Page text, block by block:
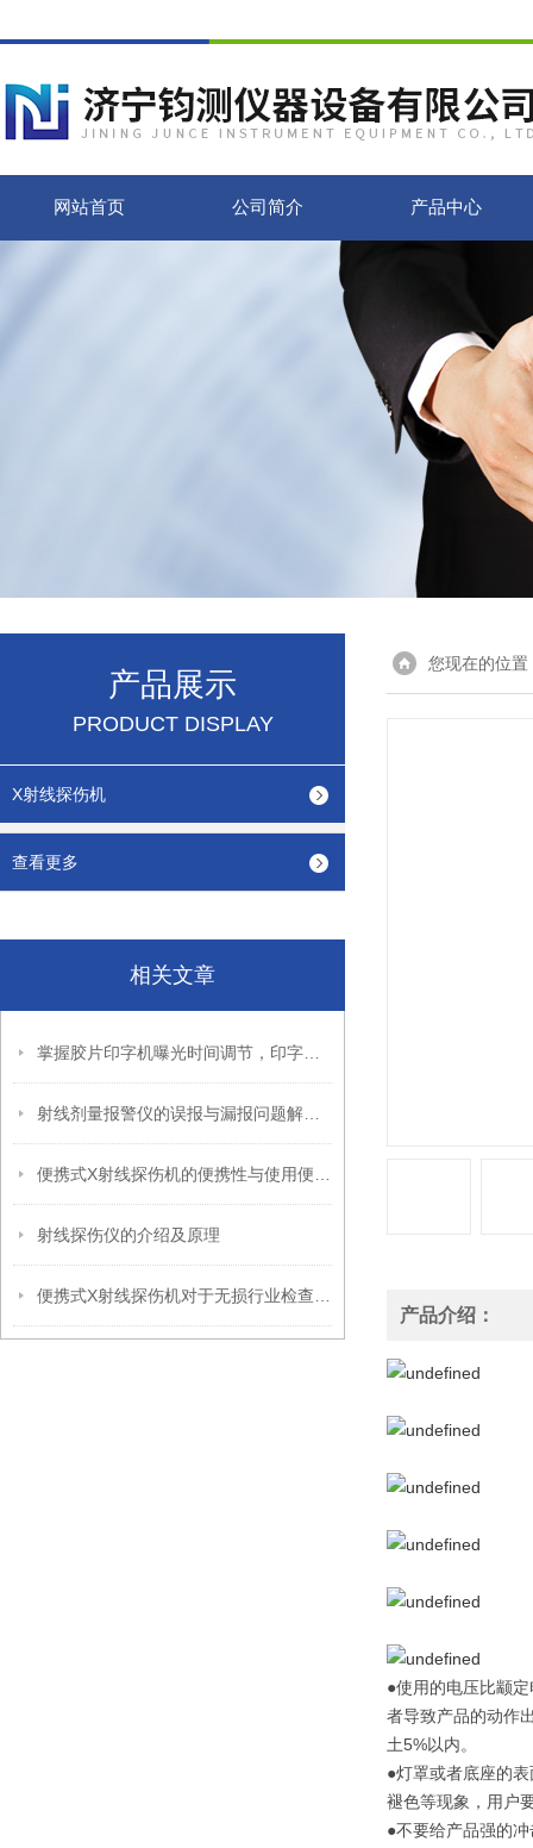
网站首页 公司简介 产品中心
产品展示
PRODUCT DISPLAY
X射线探伤机
查看更多
相关文章
射线探伤仪的介绍及原理
您现在的位置
产品介绍：
●使用的电压比颛
者导致产品的动作
土5%以内。
●灯罩或者底座的
褪色等现象，用户
●不要给产品强的